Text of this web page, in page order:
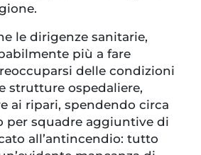
le dirigenze sanitarie,
più a fare
delle condizioni
strutture ospedaliere,
ai ripari, spendendo circa
per squadre aggiuntive di
all’antincendio: tutto